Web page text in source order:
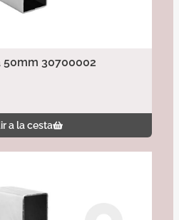
50mm 30700002
a la cesta